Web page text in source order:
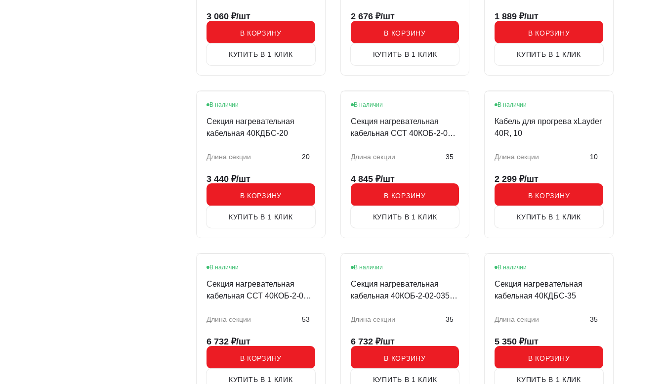
3 060 ₽/шт
В КОРЗИНУ
КУПИТЬ В 1 КЛИК
2 676 ₽/шт
В КОРЗИНУ
КУПИТЬ В 1 КЛИК
1 889 ₽/шт
В КОРЗИНУ
КУПИТЬ В 1 КЛИК
В наличии
Секция нагревательная
кабельная 40КДБС-20
Длина секции 20
3 440 ₽/шт
В КОРЗИНУ
КУПИТЬ В 1 КЛИК
В наличии
Секция нагревательная
кабельная ССТ 40КОБ-2-01-
Длина секции 35
4 845 ₽/шт
В КОРЗИНУ
КУПИТЬ В 1 КЛИК
В наличии
Кабель для прогрева xLayder
40R, 10
Длина секции 10
2 299 ₽/шт
В КОРЗИНУ
КУПИТЬ В 1 КЛИК
В наличии
Секция нагревательная
кабельная ССТ 40КОБ-2-01-
Длина секции 53
6 732 ₽/шт
В КОРЗИНУ
КУПИТЬ В 1 КЛИК
В наличии
Секция нагревательная
кабельная 40КОБ-2-02-0350-
Длина секции 35
6 732 ₽/шт
В КОРЗИНУ
КУПИТЬ В 1 КЛИК
В наличии
Секция нагревательная
кабельная 40КДБС-35
Длина секции 35
5 350 ₽/шт
В КОРЗИНУ
КУПИТЬ В 1 КЛИК